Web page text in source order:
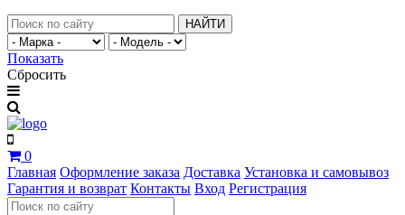
НАЙТИ
Показать
Сбросить
0
Главная Оформление заказа Доставка Установка и самовывоз
Гарантия и возврат Контакты Вход Регистрация